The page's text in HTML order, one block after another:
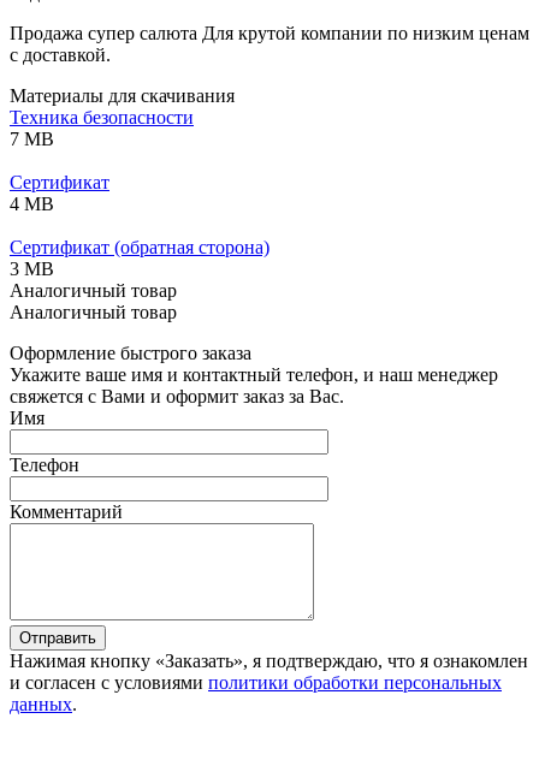
Продажа супер салюта Для крутой компании по низким ценам
с доставкой.
Материалы для скачивания
Техника безопасности
7 MB
Сертификат
4 MB
Сертификат (обратная сторона)
3 MB
Аналогичный товар
Аналогичный товар
Оформление быстрого заказа
Укажите ваше имя и контактный телефон, и наш менеджер
свяжется с Вами и оформит заказ за Вас.
Имя
Телефон
Комментарий
Отправить
Нажимая кнопку «Заказать», я подтверждаю, что я ознакомлен
и согласен с условиями политики обработки персональных
данных.